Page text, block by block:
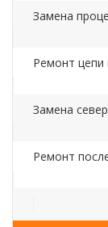
Замена
Ремонт цепи
Замена
Ремонт